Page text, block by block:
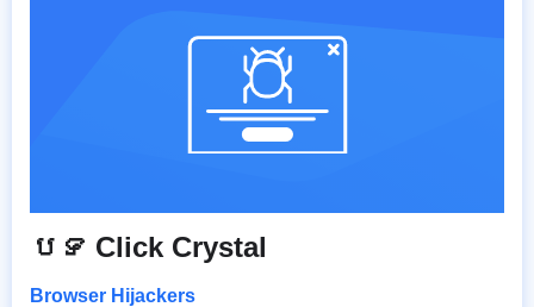
បទ Click Crystal
Browser Hijackers